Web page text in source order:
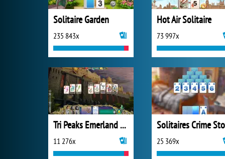
Solitaire Garden
235 843x
Hot Air Solitaire
73 997x
Tri Peaks Emerland Solitaire
11 276x 25 369x